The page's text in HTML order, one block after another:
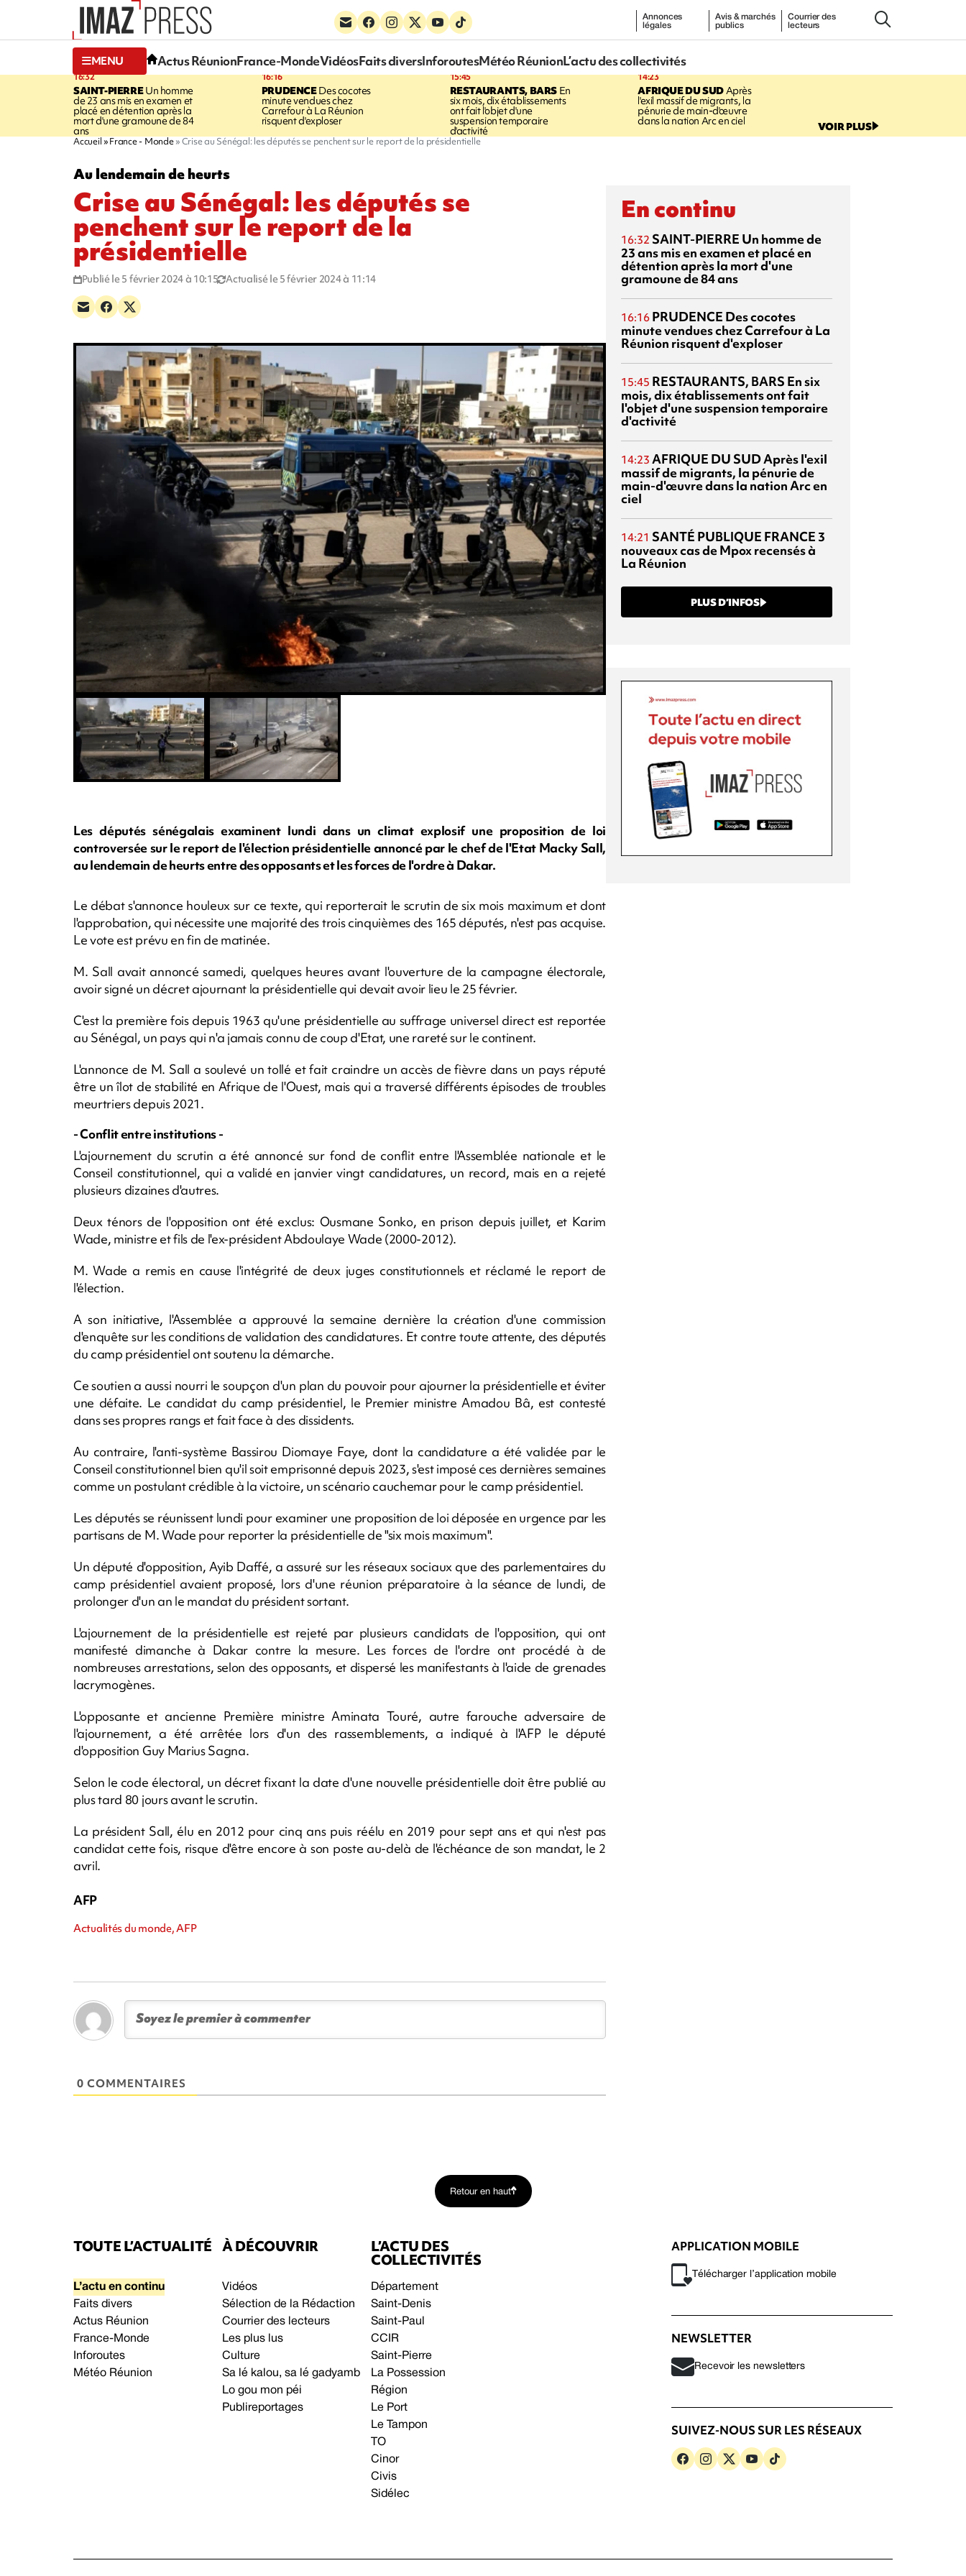
Annonces
légales
Avis & marchés
publics
Courrier des
lecteurs
MENU Actus RéunionFrance-MondeVidéosFaits diversInforoutesMétéo RéunionL’actu des collectivités
16:32
SAINT-PIERREUn homme
de 23 ans mis en examen et
placé en détention après la
mort d'une gramoune de 84
ans
16:16
PRUDENCEDes cocotes
minute vendues chez
Carrefour à La Réunion
risquent d'exploser
15:45
RESTAURANTS, BARS En
six mois, dix établissements
ont fait l'objet d'une
suspension temporaire
d'activité
14:23
AFRIQUE DU SUDAprès
l'exil massif de migrants, la
pénurie de main-d'œuvre
dans la nation Arc en ciel VOIR PLUS
Accueil France - Monde Crise au Sénégal: les députés se penchent sur le report de la présidentielle
Au lendemain de heurts
Crise au Sénégal: les députés se
penchent sur le report de la
présidentielle
Publié le 5 février 2024 à 10:15 Actualisé le 5 février 2024 à 11:14
Les députés sénégalais examinent lundi dans un climat explosif une proposition de loi
controversée sur le report de l'élection présidentielle annoncé par le chef de l'Etat Macky Sall,
au lendemain de heurts entre des opposants et les forces de l'ordre à Dakar.
Le débat s'annonce houleux sur ce texte, qui reporterait le scrutin de six mois maximum et dont
l'approbation, qui nécessite une majorité des trois cinquièmes des 165 députés, n'est pas acquise.
Le vote est prévu en fin de matinée.
M. Sall avait annoncé samedi, quelques heures avant l'ouverture de la campagne électorale,
avoir signé un décret ajournant la présidentielle qui devait avoir lieu le 25 février.
C'est la première fois depuis 1963 qu'une présidentielle au suffrage universel direct est reportée
au Sénégal, un pays qui n'a jamais connu de coup d'Etat, une rareté sur le continent.
L'annonce de M. Sall a soulevé un tollé et fait craindre un accès de fièvre dans un pays réputé
être un îlot de stabilité en Afrique de l'Ouest, mais qui a traversé différents épisodes de troubles
meurtriers depuis 2021.
- Conflit entre institutions -
L'ajournement du scrutin a été annoncé sur fond de conflit entre l'Assemblée nationale et le
Conseil constitutionnel, qui a validé en janvier vingt candidatures, un record, mais en a rejeté
plusieurs dizaines d'autres.
Deux ténors de l'opposition ont été exclus: Ousmane Sonko, en prison depuis juillet, et Karim
Wade, ministre et fils de l'ex-président Abdoulaye Wade (2000-2012).
M. Wade a remis en cause l'intégrité de deux juges constitutionnels et réclamé le report de
l'élection.
A son initiative, l'Assemblée a approuvé la semaine dernière la création d'une commission
d'enquête sur les conditions de validation des candidatures. Et contre toute attente, des députés
du camp présidentiel ont soutenu la démarche.
Ce soutien a aussi nourri le soupçon d'un plan du pouvoir pour ajourner la présidentielle et éviter
une défaite. Le candidat du camp présidentiel, le Premier ministre Amadou Bâ, est contesté
dans ses propres rangs et fait face à des dissidents.
Au contraire, l'anti-système Bassirou Diomaye Faye, dont la candidature a été validée par le
Conseil constitutionnel bien qu'il soit emprisonné depuis 2023, s'est imposé ces dernières semaines
comme un postulant crédible à la victoire, un scénario cauchemar pour le camp présidentiel.
Les députés se réunissent lundi pour examiner une proposition de loi déposée en urgence par les
partisans de M. Wade pour reporter la présidentielle de "six mois maximum".
Un député d'opposition, Ayib Daffé, a assuré sur les réseaux sociaux que des parlementaires du
camp présidentiel avaient proposé, lors d'une réunion préparatoire à la séance de lundi, de
prolonger d'un an le mandat du président sortant.
L'ajournement de la présidentielle est rejeté par plusieurs candidats de l'opposition, qui ont
manifesté dimanche à Dakar contre la mesure. Les forces de l'ordre ont procédé à de
nombreuses arrestations, selon des opposants, et dispersé les manifestants à l'aide de grenades
lacrymogènes.
L'opposante et ancienne Première ministre Aminata Touré, autre farouche adversaire de
l'ajournement, a été arrêtée lors d'un des rassemblements, a indiqué à l'AFP le député
d'opposition Guy Marius Sagna.
Selon le code électoral, un décret fixant la date d'une nouvelle présidentielle doit être publié au
plus tard 80 jours avant le scrutin.
La président Sall, élu en 2012 pour cinq ans puis réélu en 2019 pour sept ans et qui n'est pas
candidat cette fois, risque d'être encore à son poste au-delà de l'échéance de son mandat, le 2
avril.
AFP
Actualités du monde, AFP
0 COMMENTAIRES
En continu
16:32 SAINT-PIERRE Un homme de
23 ans mis en examen et placé en
détention après la mort d'une
gramoune de 84 ans
16:16 PRUDENCE Des cocotes
minute vendues chez Carrefour à La
Réunion risquent d'exploser
15:45 RESTAURANTS, BARS En six
mois, dix établissements ont fait
l'objet d'une suspension temporaire
d'activité
14:23 AFRIQUE DU SUDAprès l'exil
massif de migrants, la pénurie de
main-d'œuvre dans la nation Arc en
ciel
14:21 SANTÉ PUBLIQUE FRANCE 3
nouveaux cas de Mpox recensés à
La Réunion
PLUS D’INFOS
Retour en haut
TOUTE L’ACTUALITÉ
L’actu en continu
Faits divers
Actus Réunion
France-Monde
Inforoutes
Météo Réunion
À DÉCOUVRIR
Vidéos
Sélection de la Rédaction
Courrier des lecteurs
Les plus lus
Culture
Sa lé kalou, sa lé gadyamb
Lo gou mon péi
Publireportages
L’ACTU DES
COLLECTIVITÉS
Département
Saint-Denis
Saint-Paul
CCIR
Saint-Pierre
La Possession
Région
Le Port
Le Tampon
TO
Cinor
Civis
Sidélec
APPLICATION MOBILE
Télécharger l’application mobile
NEWSLETTER
Recevoir les newsletters
SUIVEZ-NOUS SUR LES RÉSEAUX